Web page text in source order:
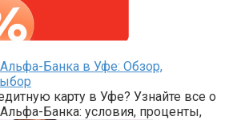
Банка в Уфе: Обзор,
карту в Уфе? Узнайте все о
Банка: условия, проценты,